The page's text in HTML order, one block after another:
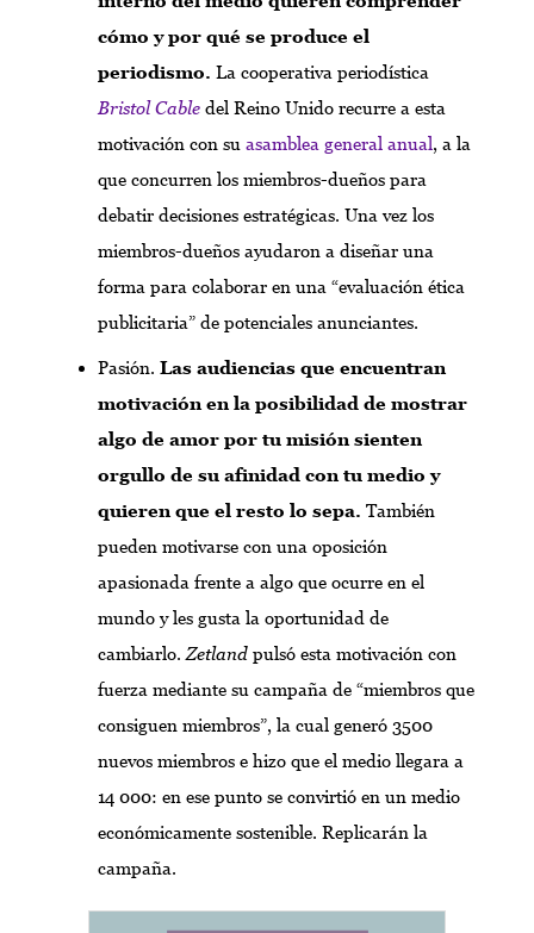
cómo y por qué se produce el
periodismo. La cooperativa periodística
Bristol Cable del Reino Unido recurre a esta
motivación con su asamblea general anual, a la
que concurren los miembros-dueños para
debatir decisiones estratégicas. Una vez los
miembros-dueños ayudaron a diseñar una
forma para colaborar en una “evaluación ética
publicitaria” de potenciales anunciantes.
Pasión. Las audiencias que encuentran
motivación en la posibilidad de mostrar
algo de amor por tu misión sienten
orgullo de su afinidad con tu medio y
quieren que el resto lo sepa. También
pueden motivarse con una oposición
apasionada frente a algo que ocurre en el
mundo y les gusta la oportunidad de
cambiarlo. Zetland pulsó esta motivación con
fuerza mediante su campaña de “miembros que
consiguen miembros”, la cual generó 3500
nuevos miembros e hizo que el medio llegara a
14 000: en ese punto se convirtió en un medio
económicamente sostenible. Replicarán la
campaña.